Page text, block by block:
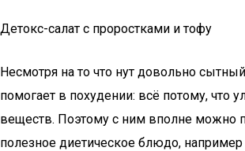
Детокс-салат с проростками и тофу
Несмотря на то что нут довольно
помогает в похудении: всё потому, что
веществ. Поэтому с ним вполне можно
полезное диетическое блюдо, например